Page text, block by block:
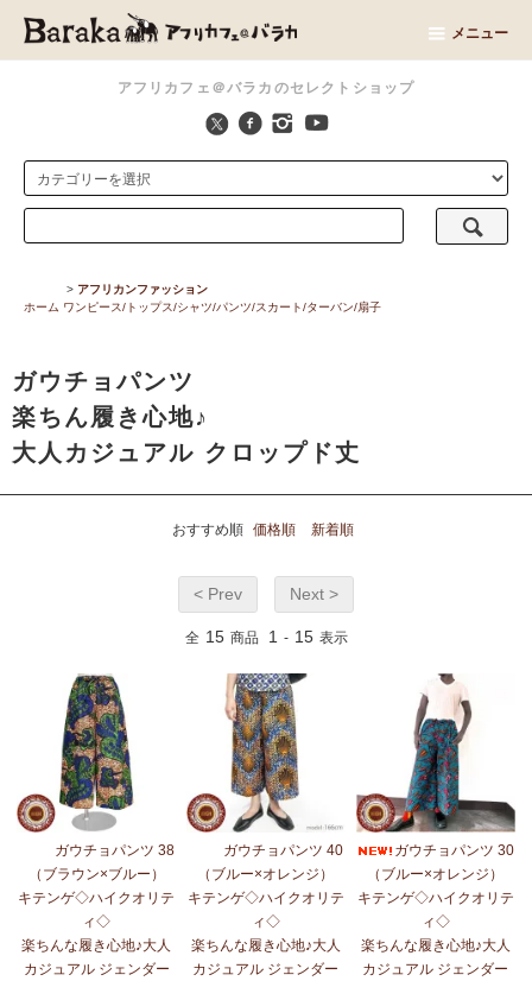
アフリカフェ＠バラカのセレクトショップ
メニュー
ホーム
> アフリカンファッション
ワンピース/トップス/シャツ/パンツ/スカート/ターバン/扇子
ガウチョパンツ
楽ちん履き心地♪
大人カジュアル クロップド丈
おすすめ順 価格順 新着順
< Prev Next >
全 15 商品 1 - 15 表示
ガウチョパンツ 38
（ブラウン×ブルー）
キテンゲ◇ハイクオリテ
ィ◇
楽ちんな履き心地♪大人
カジュアル ジェンダー
ガウチョパンツ 40
（ブルー×オレンジ）
キテンゲ◇ハイクオリテ
ィ◇
楽ちんな履き心地♪大人
カジュアル ジェンダー
ガウチョパンツ 30
（ブルー×オレンジ）
キテンゲ◇ハイクオリテ
ィ◇
楽ちんな履き心地♪大人
カジュアル ジェンダー